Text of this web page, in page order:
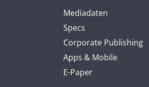
Mediadaten
Specs
Corporate Publishing
Apps & Mobile
E-Paper